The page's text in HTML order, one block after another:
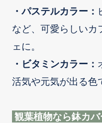
・パステルカラー：
など、可愛らしいカ
ェに。
・ビタミンカラー：
活気や元気が出る色
観葉植物なら鉢カ